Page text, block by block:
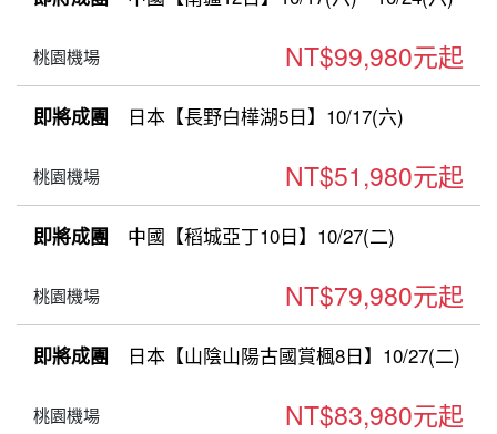
桃園機場 NT$99,980元起
即將成團 日本【長野白樺湖5日】10/17(六)
桃園機場 NT$51,980元起
即將成團 中國【稻城亞丁10日】10/27(二)
桃園機場 NT$79,980元起
即將成團 日本【山陰山陽古國賞楓8日】10/27(二)
桃園機場 NT$83,980元起